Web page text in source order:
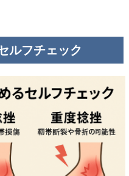
ルフチェック